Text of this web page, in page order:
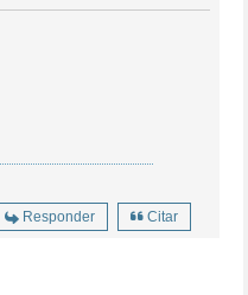
Responder Citar